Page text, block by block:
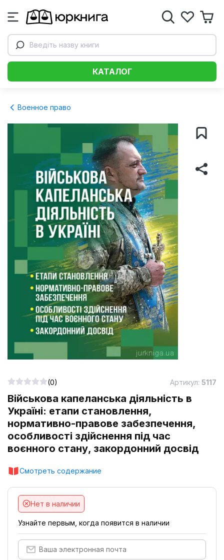
Введіть назву книги
КАТАЛОГ
Военное право
Військова капеланська діяльність в
Україні: етапи становлення,
нормативно-правове забезпечення,
особливості здійснення під час
воєнного стану, закордонний досвід
Смотреть содержание
(0) Артикул: 5117
Нет в наличии
Узнайте первым, когда появится в наличии